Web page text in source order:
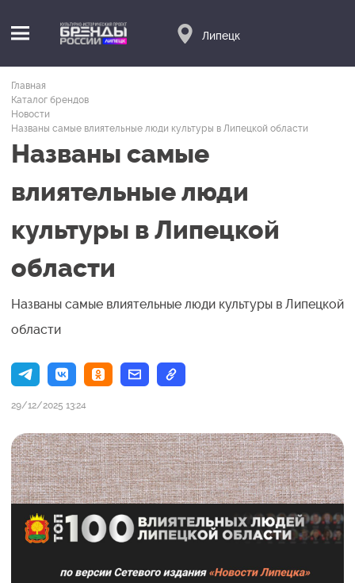
Липецк
Главная
Каталог брендов
Новости
Названы самые влиятельные люди культуры в Липецкой области
Названы самые
влиятельные люди
культуры в Липецкой
области
Названы самые влиятельные люди культуры в Липецкой
области
29/12/2025 13:24